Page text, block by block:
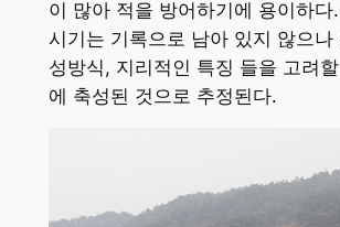
이 많아 적을 방어하기에 용이하다
시기는 기록으로 남아 있지 않으나
성방식, 지리적인 특징 들을 고려
에 축성된 것으로 추정된다.